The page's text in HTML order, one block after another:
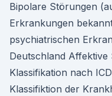
Bipolare Störungen
Erkrankungen
psychiatrischen
Deutschland
Klassifikation nach
Klassifiktion der